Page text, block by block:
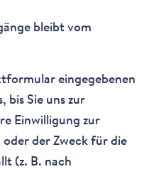
bleibt vom
eingegebenen
bis Sie uns zur
Einwilligung zur
der Zweck für die
(z. B. nach